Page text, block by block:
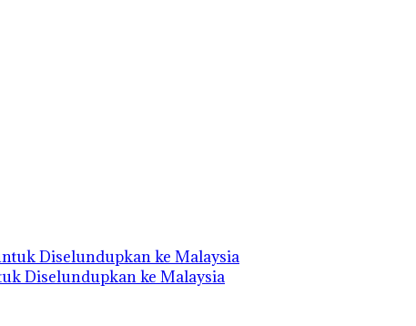
Diselundupkan ke Malaysia